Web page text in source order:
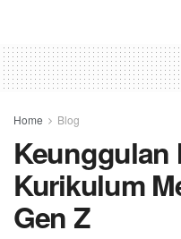
Home Blog
Keunggulan
Kurikulum
Gen Z